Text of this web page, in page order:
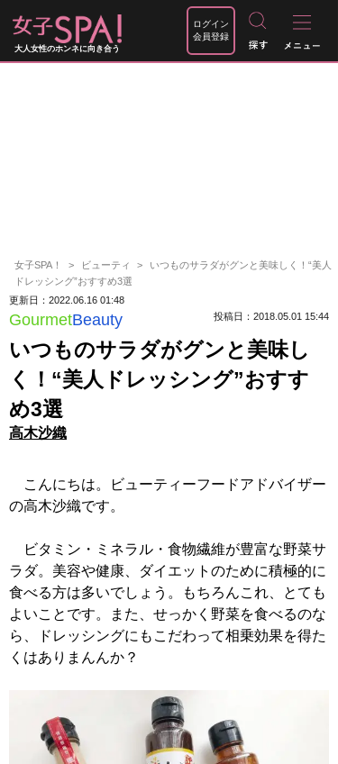
大人女性のホンネに向き合う
ログイン
会員登録
女子SPA！ ビューティ
いつものサラダがグンと美味しく！“美人
ドレッシング”おすすめ3選
更新日：2022.06.16 01:48
GourmetBeauty 投稿日：2018.05.01 15:44
いつものサラダがグンと美味し
く！“美人ドレッシング”おすす
め3選
高木沙織
こんにちは。ビューティーフードアドバイザー
の高木沙織です。
ビタミン・ミネラル・食物繊維が豊富な野菜サ
ラダ。美容や健康、ダイエットのために積極的に
食べる方は多いでしょう。もちろんこれ、とても
よいことです。また、せっかく野菜を食べるのな
ら、ドレッシングにもこだわって相乗効果を得た
くはありまんんか？